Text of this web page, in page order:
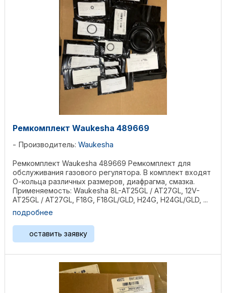
Ремкомплект Waukesha 489669
Производитель: Waukesha
Ремкомплект Waukesha 489669 Ремкомплект для
обслуживания газового регулятора. В комплект входят
О-кольца различных размеров, диафрагма, смазка.
Применяемость: Waukesha 8L-AT25GL / AT27GL, 12V-
AT25GL / AT27GL, F18G, F18GL/GLD, H24G, H24GL/GLD, ...
подробнее
оставить заявку